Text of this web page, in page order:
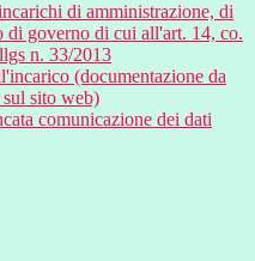
di amministrazione, di
di governo di cui all'art. 14, co.
n. 33/2013
(documentazione da
sito web)
comunicazione dei dati